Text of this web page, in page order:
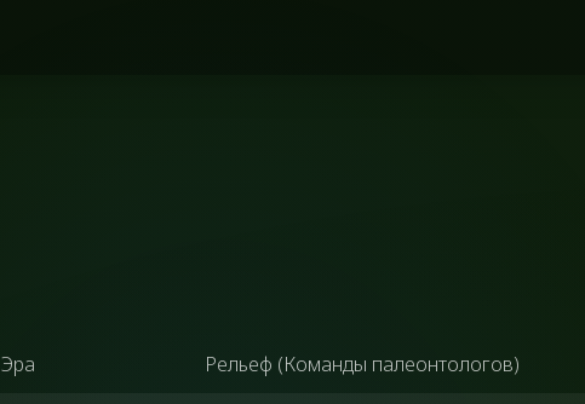
Эра Рельеф (Команды палеонтологов)